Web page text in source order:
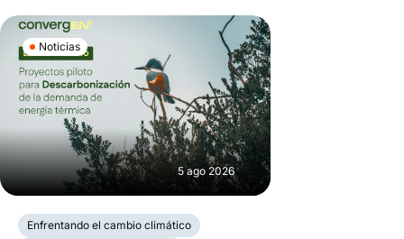
Noticias
5 ago 2026
Enfrentando el cambio climático